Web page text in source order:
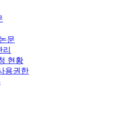
문
현황
용권한